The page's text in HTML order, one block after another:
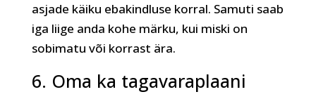
asjade käiku ebakindluse korral. Samuti saab
iga liige anda kohe märku, kui miski on
sobimatu või korrast ära.
6. Oma ka tagavaraplaani